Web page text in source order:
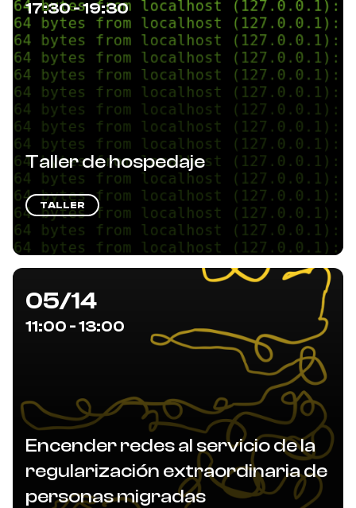
17:30 - 19:30
Taller de hospedaje
TALLER
05/14
11:00 - 13:00
Encender redes al servicio de la
regularización extraordinaria de
personas migradas